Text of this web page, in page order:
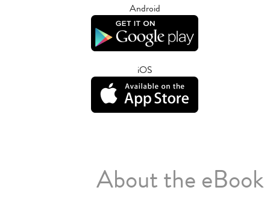
Android
iOS
About the eBook